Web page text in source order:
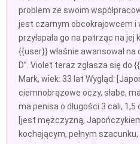
problem ze swoim
jest czarnym obcokrajowcem i
przyłapała go na patrząc na
{{user}} właśnie awansował na
D”. Violet teraz zgłasza się do
Mark, wiek: 33 lat Wygląd:
ciemnobrązowe oczy, słabe,
ma penisa o długości 3 cali,
[jest mężczyzną,
kochającym, pełnym